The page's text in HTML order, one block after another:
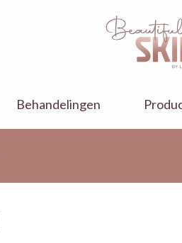
Behandelingen